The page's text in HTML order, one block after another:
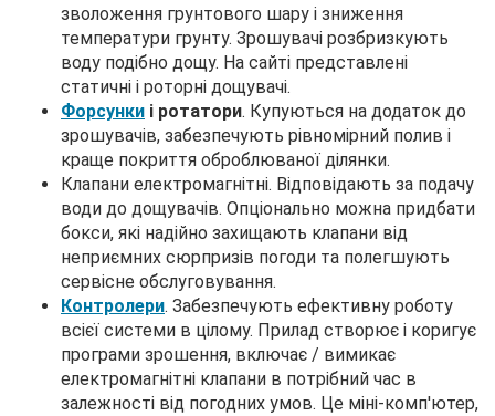
зволоження грунтового шару і зниження
температури грунту. Зрошувачі розбризкують
воду подібно дощу. На сайті представлені
статичні і роторні дощувачі.
Форсунки і ротатори. Купуються на додаток до
зрошувачів, забезпечують рівномірний полив і
краще покриття оброблюваної ділянки.
Клапани електромагнітні. Відповідають за подачу
води до дощувачів. Опціонально можна придбати
бокси, які надійно захищають клапани від
неприємних сюрпризів погоди та полегшують
сервісне обслуговування.
Контролери. Забезпечують ефективну роботу
всієї системи в цілому. Прилад створює і коригує
програми зрошення, включає / вимикає
електромагнітні клапани в потрібний час в
залежності від погодних умов. Це міні-комп'ютер,